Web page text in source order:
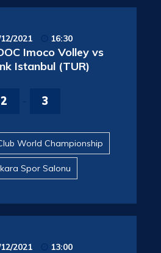
2021 16:30
Imoco Volley vs
Istanbul (TUR)
2 3
World Championship
Spor Salonu
2021 13:00